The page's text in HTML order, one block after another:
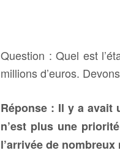
Question : Quel est
millions d’euros.
Réponse : Il y a avait
n’est plus une
l’arrivée de